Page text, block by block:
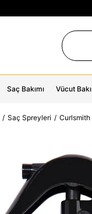
Saç Bakımı Vücut
Saç Spreyleri Curlsmith